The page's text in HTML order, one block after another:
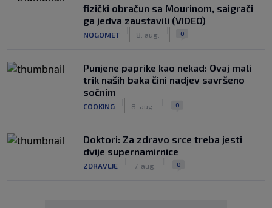
fizički obračun sa Mourinom, saigrači
ga jedva zaustavili (VIDEO)
NOGOMET 8. aug. 0
Punjene paprike kao nekad: Ovaj mali
trik naših baka čini nadjev savršeno
sočnim
COOKING 8. aug. 0
Doktori: Za zdravo srce treba jesti
dvije supernamirnice
ZDRAVLJE 7. aug. 0